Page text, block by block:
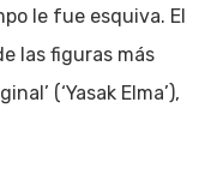
le fue esquiva. El
las figuras más
(‘Yasak Elma’),